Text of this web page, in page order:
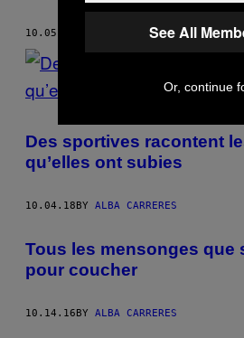
10.05.18 ALBA CARRERES
Des sportives racontent
qu’elles ont subies
10.04.18BY ALBA CARRERES
Tous les mensonges que
pour coucher
10.14.16BY ALBA CARRERES
See All
Or, continue